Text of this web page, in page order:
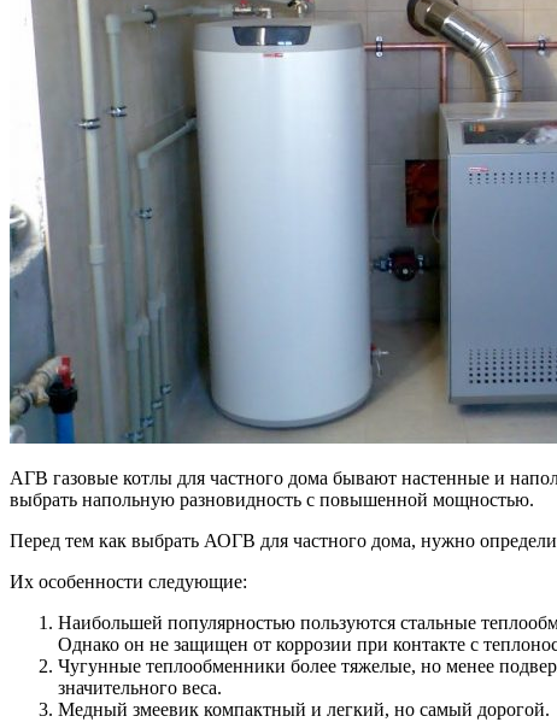
АГВ газовые котлы для частного дома бывают настенные и
выбрать напольную разновидность с повышенной мощностью.
Перед тем как выбрать АОГВ для частного дома, нужно
Их особенности следующие:
Наибольшей популярностью пользуются стальные
Однако он не защищен от коррозии при контакте с
Чугунные теплообменники более тяжелые, но менее
значительного веса.
Медный змеевик компактный и легкий, но самый дорогой.